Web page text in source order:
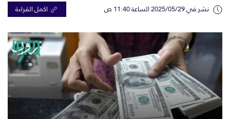
نشر في 2025/05/29 الساعة 11:40 ص اكمل القراءة